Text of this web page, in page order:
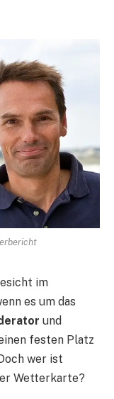
im
es um das
und
festen Platz
wer ist
Wetterkarte?